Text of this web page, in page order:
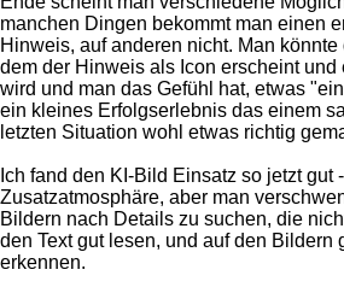
manchen Dingen bekommt man einen
Hinweis, auf anderen nicht. Man
dem der Hinweis als Icon erscheint
wird und man das Gefühl hat, etwas
ein kleines Erfolgserlebnis das einem
letzten Situation wohl etwas richtig
Ich fand den KI-Bild Einsatz so jetzt gut
Zusatzatmosphäre, aber man
Bildern nach Details zu suchen, die
den Text gut lesen, und auf den Bildern
erkennen.